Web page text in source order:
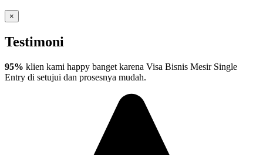
×
Testimoni
95% klien kami happy banget karena Visa Bisnis Mesir Single
Entry di setujui dan prosesnya mudah.